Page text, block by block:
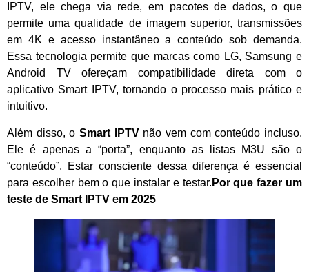
IPTV, ele chega via rede, em pacotes de dados, o que
permite uma qualidade de imagem superior, transmissões
em 4K e acesso instantâneo a conteúdo sob demanda.
Essa tecnologia permite que marcas como LG, Samsung e
Android TV ofereçam compatibilidade direta com o
aplicativo Smart IPTV, tornando o processo mais prático e
intuitivo.
Além disso, o Smart IPTVnão vem com conteúdo incluso.
Ele é apenas a “porta”, enquanto as listas M3U são o
“conteúdo”. Estar consciente dessa diferença é essencial
para escolher bem o que instalar e testar. Por que fazer um
teste de Smart IPTV em 2025